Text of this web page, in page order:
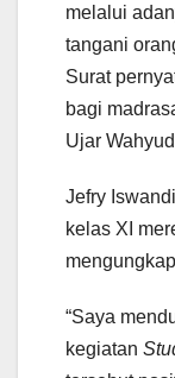
melalui
tangani
Surat
bagi
Ujar
Jefry
kelas XI
“Saya
kegiatan